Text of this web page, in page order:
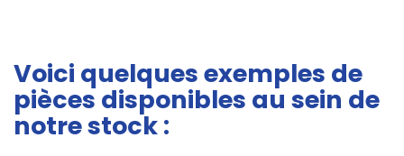
Voici quelques exemples de
pièces disponibles au sein de
notre stock :